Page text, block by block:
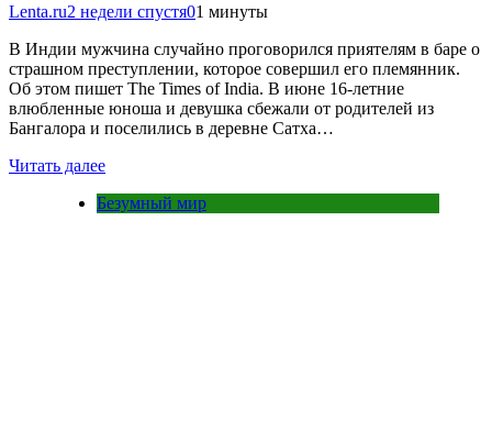
Lenta.ru2 недели спустя01 минуты
В Индии мужчина случайно проговорился приятелям в баре о
страшном преступлении, которое совершил его племянник.
Об этом пишет The Times of India. В июне 16-летние
влюбленные юноша и девушка сбежали от родителей из
Бангалора и поселились в деревне Сатха…
Читать далее
Безумный мир